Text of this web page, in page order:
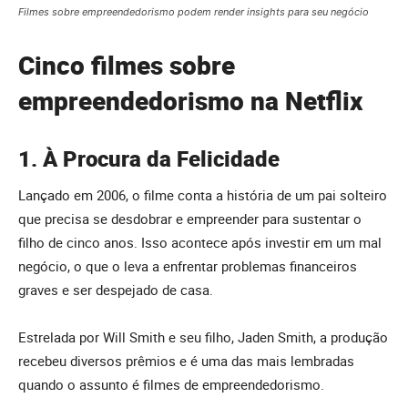
Filmes sobre empreendedorismo podem render insights para seu negócio
Cinco filmes sobre
empreendedorismo na Netflix
1. À Procura da Felicidade
Lançado em 2006, o filme conta a história de um pai solteiro
que precisa se desdobrar e empreender para sustentar o
filho de cinco anos. Isso acontece após investir em um mal
negócio, o que o leva a enfrentar problemas financeiros
graves e ser despejado de casa.
Estrelada por Will Smith e seu filho, Jaden Smith, a produção
recebeu diversos prêmios e é uma das mais lembradas
quando o assunto é filmes de empreendedorismo.